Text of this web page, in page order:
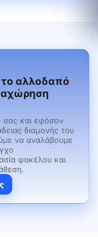
το αλλοδαπό
και εφόσον
διαμονής του
να αναλάβουμε
φακέλου και